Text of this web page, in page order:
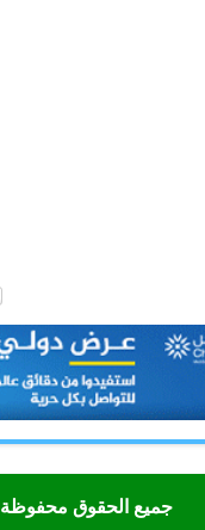
جميع الحقوق محفوظة